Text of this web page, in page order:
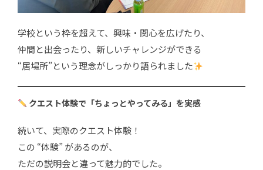
学校という枠を超えて、興味・関心を広げたり、
仲間と出会ったり、新しいチャレンジができる
“居場所”という理念がしっかり語られました
クエスト体験で「ちょっとやってみる」を実感
続いて、実際のクエスト体験！
この “体験” があるのが、
ただの説明会と違って魅力的でした。